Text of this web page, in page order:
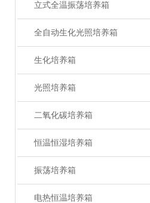
立式全温振荡培养箱
全自动生化光照培养箱
生化培养箱
光照培养箱
二氧化碳培养箱
恒温恒湿培养箱
振荡培养箱
电热恒温培养箱